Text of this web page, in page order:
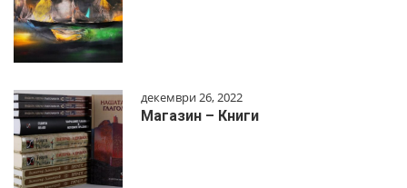
декември 26, 2022
Магазин – Книги